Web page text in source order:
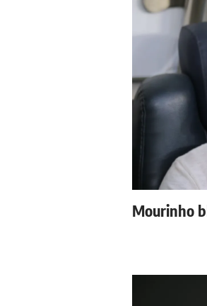
Mourinho